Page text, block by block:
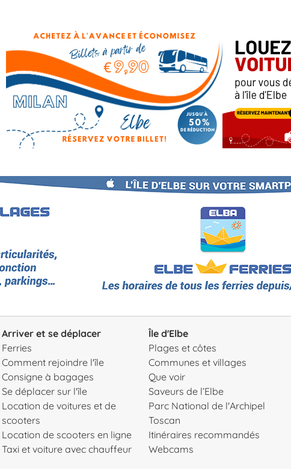
Arriver et se déplacer
Ferries
Comment rejoindre l'île
Consigne à bagages
Se déplacer sur l'île
Location de voitures et de
scooters
Location de scooters en ligne
Taxi et voiture avec chauffeur
Île d'Elbe
Plages et côtes
Communes et villages
Que voir
Saveurs de l’Elbe
Parc National de l'Archipel
Toscan
Itinéraires recommandés
Webcams